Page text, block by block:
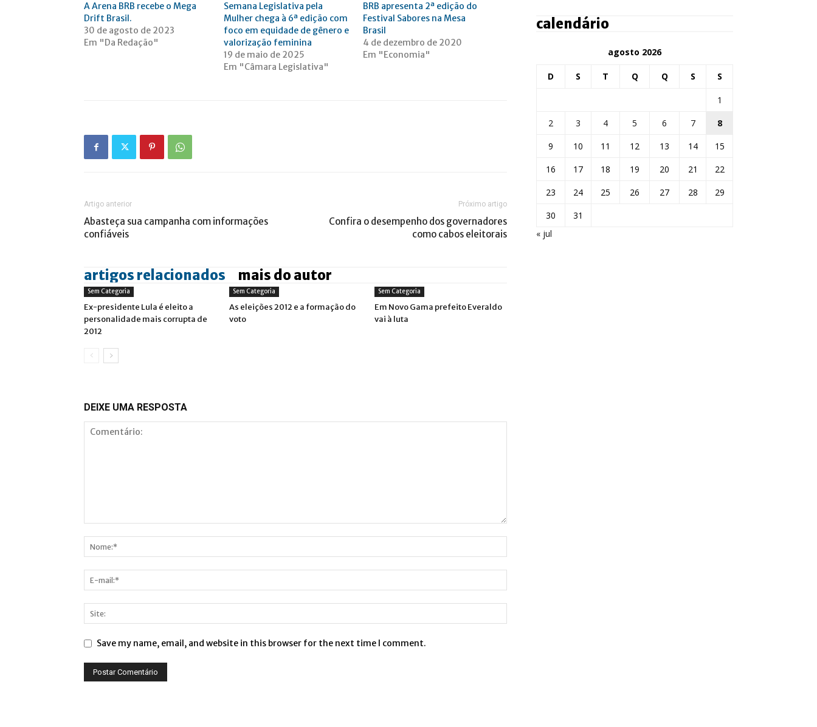
A Arena BRB recebe o Mega
Drift Brasil.
30 de agosto de 2023
Em "Da Redação"
Semana Legislativa pela
Mulher chega à 6ª edição com
foco em equidade de gênero e
valorização feminina
19 de maio de 2025
Em "Câmara Legislativa"
BRB apresenta 2ª edição do
Festival Sabores na Mesa
Brasil
4 de dezembro de 2020
Em "Economia"
Artigo anterior
Abasteça sua campanha com informações
confiáveis
Próximo artigo
Confira o desempenho dos governadores
como cabos eleitorais
artigos relacionados mais do autor
Sem Categoria
Ex-presidente Lula é eleito a
personalidade mais corrupta de
2012
Sem Categoria
As eleições 2012 e a formação do
voto
Sem Categoria
Em Novo Gama prefeito Everaldo
vai à luta
DEIXE UMA RESPOSTA
Save my name, email, and website in this browser for the next time I comment.
calendário
agosto 2026
D S T Q Q S S
1
2
3 4 5 6 7
8
9
10 11 12 13 14
15
16
17 18 19 20 21
22
23
24 25 26 27 28
29
30
31
« jul